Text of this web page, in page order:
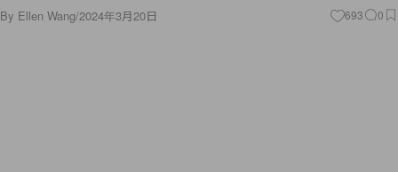
By Ellen Wang/2024年3月20日 693 0